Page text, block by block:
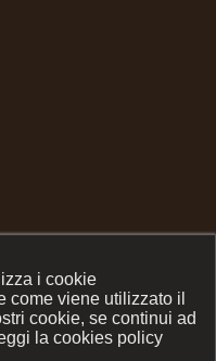
i cookie
come viene utilizzato il
cookie, se continui ad
la cookies policy